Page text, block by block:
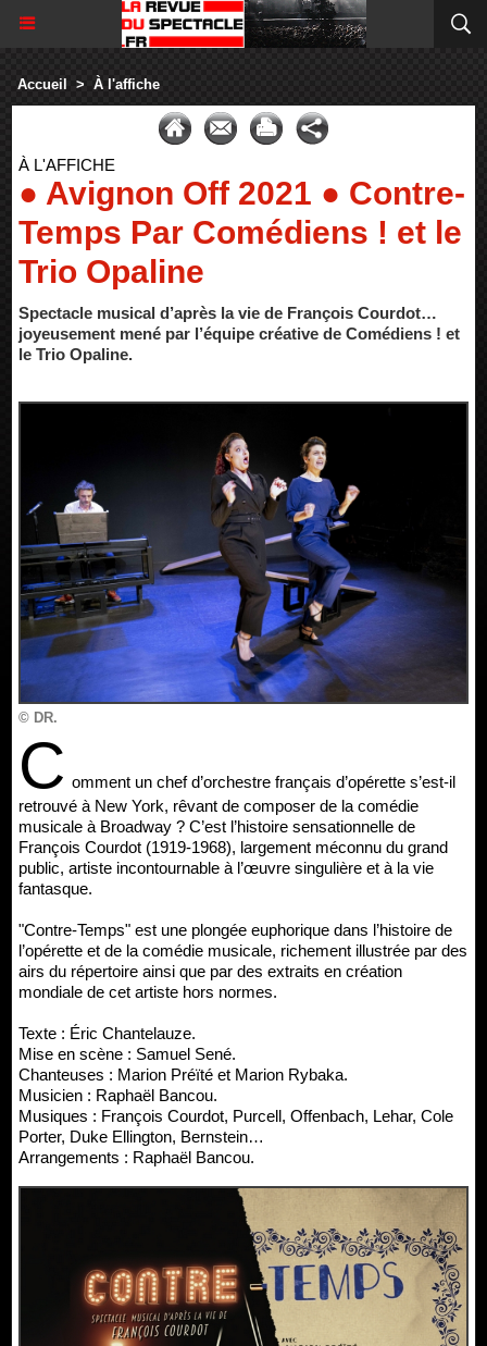
Accueil > À l'affiche
À L'AFFICHE
● Avignon Off 2021 ● Contre-
Temps Par Comédiens ! et le
Trio Opaline
Spectacle musical d’après la vie de François Courdot…
joyeusement mené par l’équipe créative de Comédiens ! et
le Trio Opaline.
© DR.
C omment un chef d’orchestre français d’opérette s’est-il
retrouvé à New York, rêvant de composer de la comédie
musicale à Broadway ? C’est l’histoire sensationnelle de
François Courdot (1919-1968), largement méconnu du grand
public, artiste incontournable à l’œuvre singulière et à la vie
fantasque.
"Contre-Temps" est une plongée euphorique dans l’histoire de
l’opérette et de la comédie musicale, richement illustrée par des
airs du répertoire ainsi que par des extraits en création
mondiale de cet artiste hors normes.
Texte : Éric Chantelauze.
Mise en scène : Samuel Sené.
Chanteuses : Marion Préïté et Marion Rybaka.
Musicien : Raphaël Bancou.
Musiques : François Courdot, Purcell, Offenbach, Lehar, Cole
Porter, Duke Ellington, Bernstein…
Arrangements : Raphaël Bancou.